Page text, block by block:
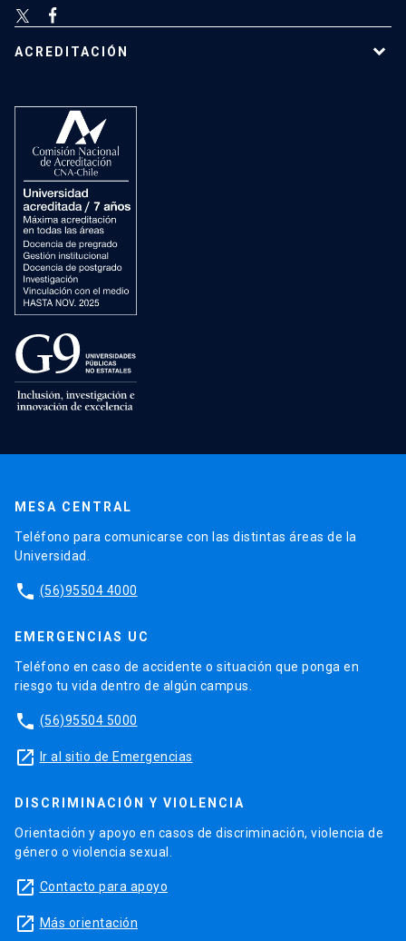
ACREDITACIÓN
MESA CENTRAL
Teléfono para comunicarse con las distintas áreas de la
Universidad.
phone (56)95504 4000
EMERGENCIAS UC
Teléfono en caso de accidente o situación que ponga en
riesgo tu vida dentro de algún campus.
phone (56)95504 5000
launch Ir al sitio de Emergencias
DISCRIMINACIÓN Y VIOLENCIA
Orientación y apoyo en casos de discriminación, violencia de
género o violencia sexual.
launch Contacto para apoyo
launch Más orientación